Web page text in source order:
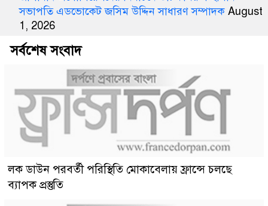
সভাপতি এডভোকেট জসিম উদ্দিন সাধারণ সম্পাদক August
1, 2026
সর্বশেষ সংবাদ
লক ডাউন পরবর্তী পরিস্থিতি মোকাবেলায় ফ্রান্সে চলছে
ব্যাপক প্রস্তুতি